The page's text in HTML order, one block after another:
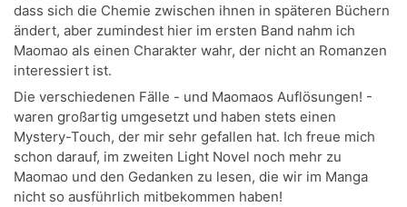
dass sich die Chemie zwischen ihnen in späteren Büchern
ändert, aber zumindest hier im ersten Band nahm ich
Maomao als einen Charakter wahr, der nicht an Romanzen
interessiert ist.
Die verschiedenen Fälle - und Maomaos Auflösungen! -
waren großartig umgesetzt und haben stets einen
Mystery-Touch, der mir sehr gefallen hat. Ich freue mich
schon darauf, im zweiten Light Novel noch mehr zu
Maomao und den Gedanken zu lesen, die wir im Manga
nicht so ausführlich mitbekommen haben!